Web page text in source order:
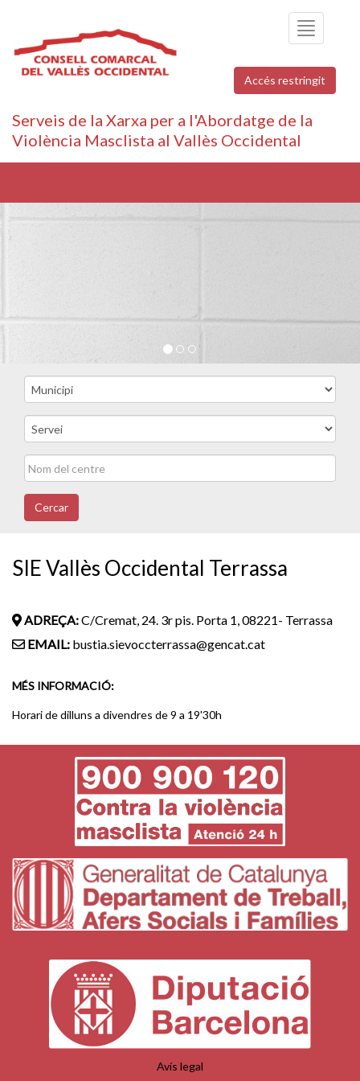
Toggle
navigation
Accés restringit
Serveis de la Xarxa per a l'Abordatge de la
Violència Masclista al Vallès Occidental
Cercar
SIE Vallès Occidental Terrassa
ADREÇA:C/Cremat, 24. 3r pis. Porta 1, 08221- Terrassa
EMAIL: bustia.sievoccterrassa@gencat.cat
MÉS INFORMACIÓ:
Horari de dilluns a divendres de 9 a 19'30h
Avís legal